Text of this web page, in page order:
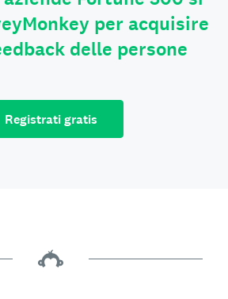
per acquisire
delle persone
Registrati gratis